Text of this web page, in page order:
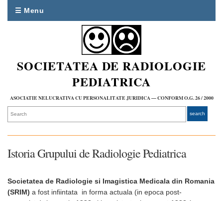
☰ Menu
SOCIETATEA DE RADIOLOGIE
PEDIATRICA
ASOCIATIE NELUCRATIVA CU PERSONALITATE JURIDICA — CONFORM O.G. 26 / 2000
Istoria Grupului de Radiologie Pediatrica
Societatea de Radiologie si Imagistica Medicala din Romania
(SRIM) a fost infiintata in forma actuala (in epoca post-